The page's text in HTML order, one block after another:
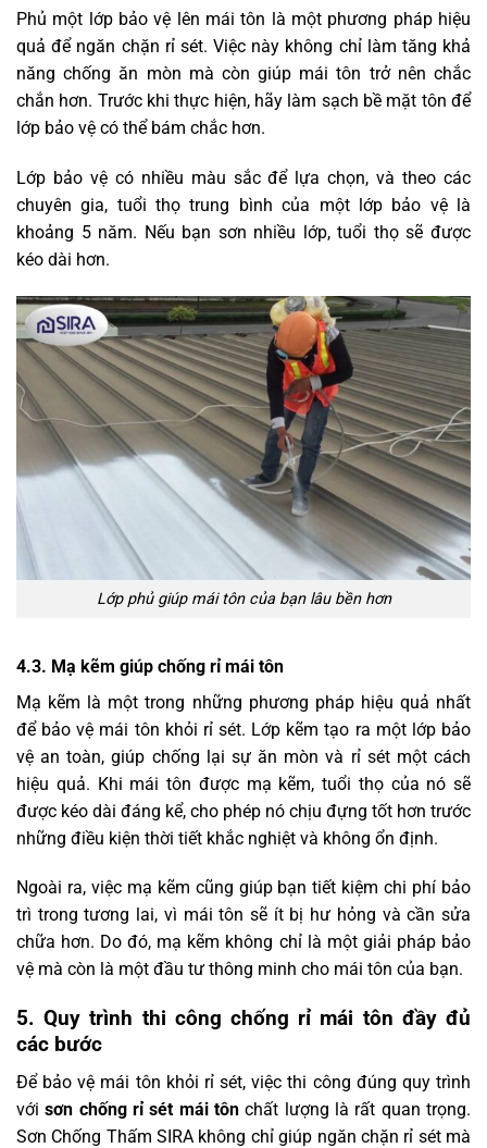
Phủ một lớp bảo vệ lên mái tôn là một phương pháp hiệu
quả để ngăn chặn rỉ sét. Việc này không chỉ làm tăng khả
năng chống ăn mòn mà còn giúp mái tôn trở nên chắc
chắn hơn. Trước khi thực hiện, hãy làm sạch bề mặt tôn để
lớp bảo vệ có thể bám chắc hơn.
Lớp bảo vệ có nhiều màu sắc để lựa chọn, và theo các
chuyên gia, tuổi thọ trung bình của một lớp bảo vệ là
khoảng 5 năm. Nếu bạn sơn nhiều lớp, tuổi thọ sẽ được
kéo dài hơn.
Lớp phủ giúp mái tôn của bạn lâu bền hơn
4.3. Mạ kẽm giúp chống rỉ mái tôn
Mạ kẽm là một trong những phương pháp hiệu quả nhất
để bảo vệ mái tôn khỏi rỉ sét. Lớp kẽm tạo ra một lớp bảo
vệ an toàn, giúp chống lại sự ăn mòn và rỉ sét một cách
hiệu quả. Khi mái tôn được mạ kẽm, tuổi thọ của nó sẽ
được kéo dài đáng kể, cho phép nó chịu đựng tốt hơn trước
những điều kiện thời tiết khắc nghiệt và không ổn định.
Ngoài ra, việc mạ kẽm cũng giúp bạn tiết kiệm chi phí bảo
trì trong tương lai, vì mái tôn sẽ ít bị hư hỏng và cần sửa
chữa hơn. Do đó, mạ kẽm không chỉ là một giải pháp bảo
vệ mà còn là một đầu tư thông minh cho mái tôn của bạn.
5. Quy trình thi công chống rỉ mái tôn đầy đủ
các bước
Để bảo vệ mái tôn khỏi rỉ sét, việc thi công đúng quy trình
vớisơn chống rỉ sét mái tôn chất lượng là rất quan trọng.
Sơn Chống Thấm SIRA không chỉ giúp ngăn chặn rỉ sét mà